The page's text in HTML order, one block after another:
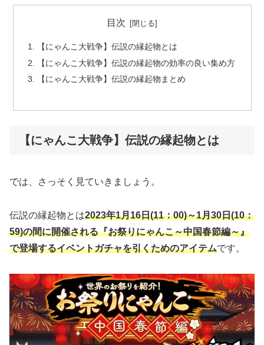
目次
【にゃんこ大戦争】伝説の縁起物とは
【にゃんこ大戦争】伝説の縁起物の効率の良い集め方
【にゃんこ大戦争】伝説の縁起物まとめ
【にゃんこ大戦争】伝説の縁起物とは
では、さっそく見ていきましょう。
伝説の縁起物とは2023年1月16日(11：00)～1月30日(10：
59)の間に開催される『お祭りにゃんこ～中国春節編～』
で登場するイベントガチャを引くためのアイテムです。